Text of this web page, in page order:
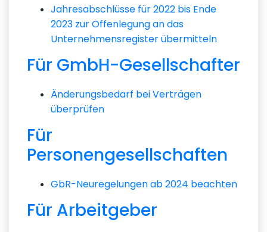
Jahresabschlüsse für 2022 bis Ende
2023 zur Offenlegung an das
Unternehmensregister übermitteln
Für GmbH-Gesellschafter
Änderungsbedarf bei Verträgen
überprüfen
Für
Personengesellschaften
GbR-Neuregelungen ab 2024 beachten
Für Arbeitgeber